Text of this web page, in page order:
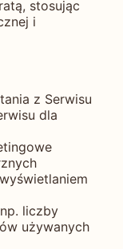
stosując
i
z Serwisu
dla
liczby
używanych